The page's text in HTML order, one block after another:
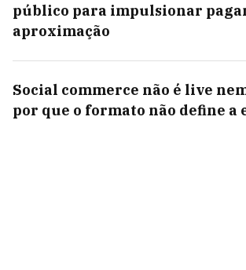
público para impulsionar
aproximação
Social commerce não é live
por que o formato não define a